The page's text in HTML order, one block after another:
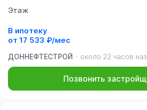
Этаж
В ипотеку
от 17 533 ₽/мес
ДОННЕФТЕСТРОЙ
около 22 часов
Позвонить